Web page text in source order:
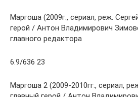
Маргоша (2009г., сериал, реж.
герой / Антон Владимирович
главного редактора
6.9/636 23
Маргоша 2 (2009-2010гг., сериал,